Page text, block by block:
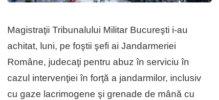
Magistraţii Tribunalului Militar Bucureşti i-au
achitat, luni, pe foştii şefi ai Jandarmeriei
Române, judecaţi pentru abuz în serviciu în
cazul intervenţiei în forţă a jandarmilor, inclusiv
cu gaze lacrimogene şi grenade de mână cu